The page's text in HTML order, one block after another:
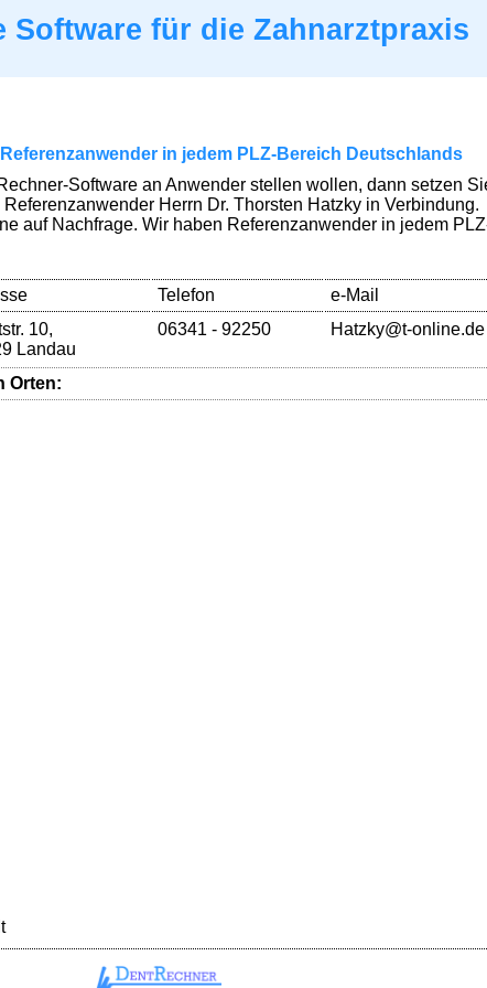
Software für die Zahnarztpraxis
in jedem PLZ-Bereich Deutschlands
Software an Anwender stellen wollen, dann setzen
Herrn Dr. Thorsten Hatzky in Verbindung.
auf Nachfrage. Wir haben Referenzanwender in jedem
Telefon
e-Mail
10,
Landau
06341 - 92250 Hatzky@t-online.de
Orten: